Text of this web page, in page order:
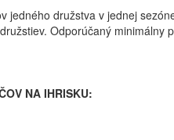
jedného družstva v jednej
Odporúčaný minimálny
NA IHRISKU: